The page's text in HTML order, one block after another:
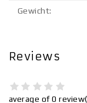
Gewicht:
Reviews
average of 0